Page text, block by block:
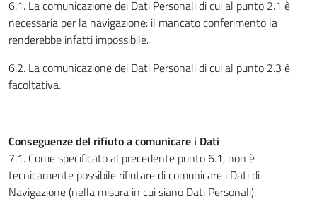
6.1. La comunicazione dei Dati Personali di cui al punto 2.1 è
necessaria per la navigazione: il mancato conferimento la
renderebbe infatti impossibile.
6.2. La comunicazione dei Dati Personali di cui al punto 2.3 è
facoltativa.
Conseguenze del rifiuto a comunicare i Dati
7.1. Come specificato al precedente punto 6.1, non è
tecnicamente possibile rifiutare di comunicare i Dati di
Navigazione (nella misura in cui siano Dati Personali).